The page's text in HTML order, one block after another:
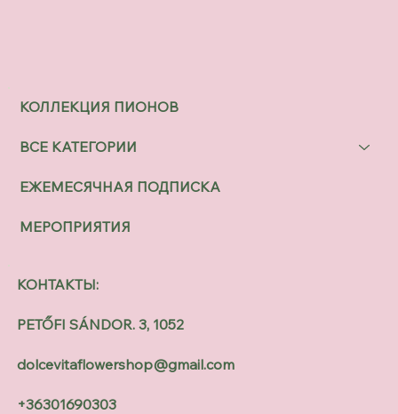
КОЛЛЕКЦИЯ ПИОНОВ
ВСЕ КАТЕГОРИИ
ЕЖЕМЕСЯЧНАЯ ПОДПИСКА
МЕРОПРИЯТИЯ
КОНТАКТЫ:
PETŐFI SÁNDOR. 3, 1052
dolcevitaflowershop@gmail.com
+36301690303